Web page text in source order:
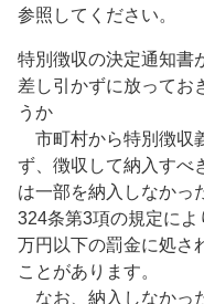
参照してください。
特別徴収の決定通知書
差し引かずに放ってお
うか
市町村から特別徴収
ず、徴収して納入すべ
は一部を納入しなかっ
324条第3項の規定に
万円以下の罰金に処さ
ことがあります。
なお、納入しなかっ